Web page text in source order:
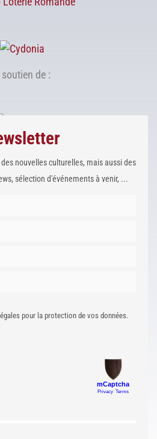
de :
nouvelles culturelles, mais aussi des
sélection d'événements à venir, ...
pour la protection de vos données.